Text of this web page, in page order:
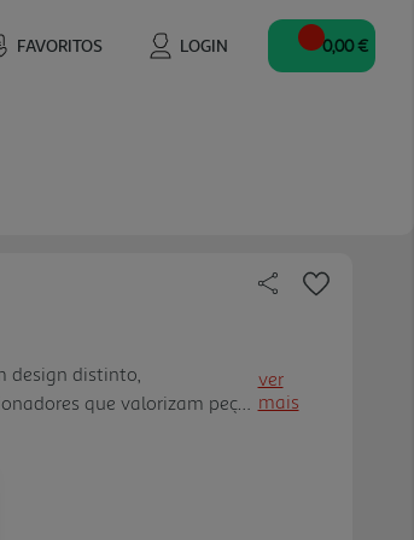
FAVORITOS LOGIN 0,00 €
design distinto,
que valorizam peças
figura apresenta uma
modernas,
ver
mais